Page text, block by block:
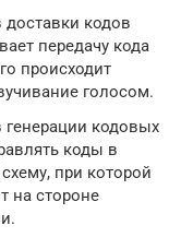
кодов
передачу кода
происходит
голосом.
кодовых
коды в
при которой
на стороне